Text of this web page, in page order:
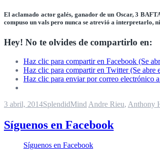
El aclamado actor galés, ganador de un Oscar, 3
compuso un vals pero nunca se atrevió a interpretarlo,
Hey! No te olvides de compartirlo en:
Haz clic para compartir en Facebook (Se
Haz clic para compartir en Twitter (Se abre
Haz clic para enviar por correo electrónico
3 abril, 2014SplendidMind Andre Rieu, Anthony
Síguenos en Facebook
Síguenos en Facebook